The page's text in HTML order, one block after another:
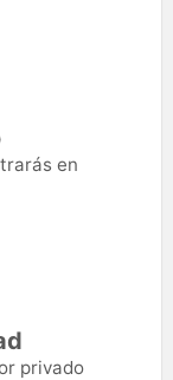
en
privado